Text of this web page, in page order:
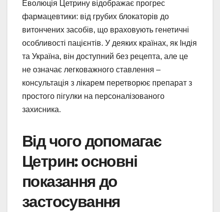
Еволюція Цетрину відображає прогрес
фармацевтики: від грубих блокаторів до
витончених засобів, що враховують генетичні
особливості пацієнтів. У деяких країнах, як Індія
та Україна, він доступний без рецепта, але це
не означає легковажного ставлення –
консультація з лікарем перетворює препарат з
простого пігулки на персоналізованого
захисника.
Від чого допомагає
Цетрин: основні
показання до
застосування